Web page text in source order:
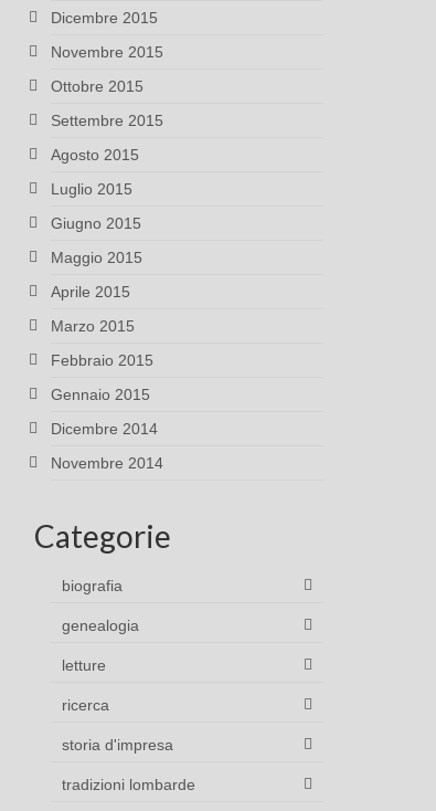
Dicembre 2015
Novembre 2015
Ottobre 2015
Settembre 2015
Agosto 2015
Luglio 2015
Giugno 2015
Maggio 2015
Aprile 2015
Marzo 2015
Febbraio 2015
Gennaio 2015
Dicembre 2014
Novembre 2014
Categorie
biografia
genealogia
letture
ricerca
storia d'impresa
tradizioni lombarde